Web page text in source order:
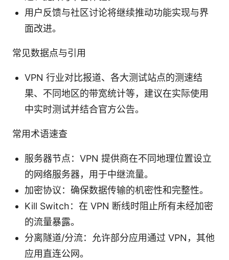
用户反馈与社区讨论将继续推动功能实现与界
面改进。
常见数据点与引用
VPN 行业对比报道、各大测试站点的测速结
果、不同地区的带宽统计等，建议在实际使用
中实时测试并结合官方公告。
常用术语速查
服务器节点：VPN 提供商在不同地理位置设立
的网络服务器，用于中继流量。
加密协议：确保数据传输的机密性和完整性。
Kill Switch：在 VPN 断线时阻止所有未经加密
的流量暴露。
分离隧道/分流：允许部分应用通过 VPN，其他
应用直连公网。